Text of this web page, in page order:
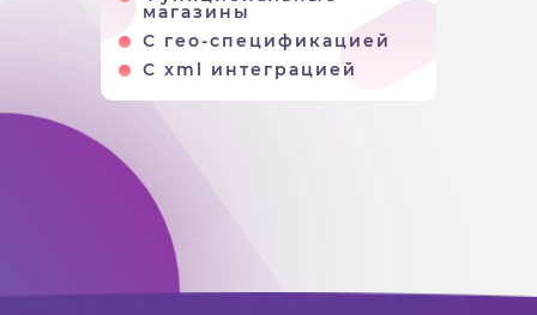
магазины
С гео-спецификацией
С xml интеграцией